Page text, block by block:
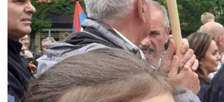
Пољопривреда
Туризам
Спорт
ЦИВИЛНА ЗАШТИТА
КОНТАКТ